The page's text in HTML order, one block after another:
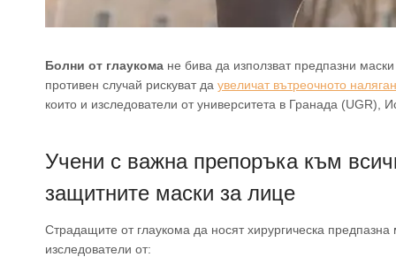
Болни от глаукома не бива да използват предпазни
противен случай рискуват да увеличат вътреочното
които и изследователи от университета в Гранада (UGR),
Учени с важна препоръка към
защитните маски за лице
Страдащите от глаукома да носят хирургическа
изследователи от: